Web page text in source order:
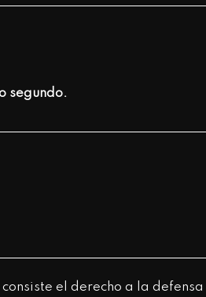
segundo.
el derecho a la